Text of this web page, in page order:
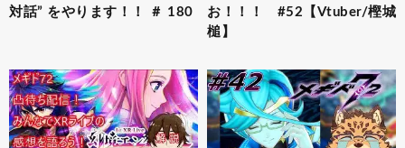
対話” をやります！！ ＃ 180
お！！！ #52【Vtuber/樫城
槌】